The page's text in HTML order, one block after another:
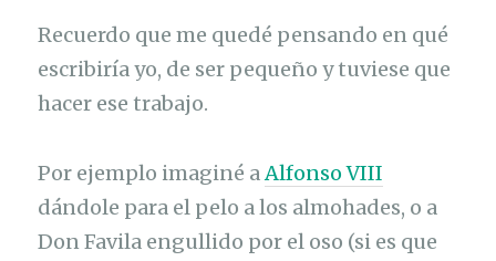
Recuerdo que me quedé pensando en qué
escribiría yo, de ser pequeño y tuviese que
hacer ese trabajo.
Por ejemplo imaginé a Alfonso VIII
dándole para el pelo a los almohades, o a
Don Favila engullido por el oso (si es que